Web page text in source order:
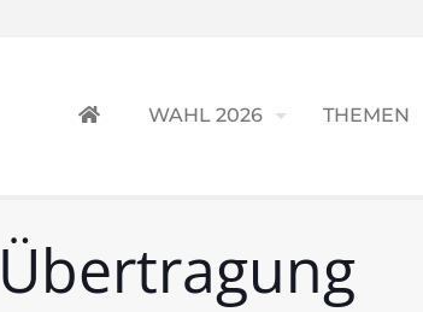
WAHL 2026 THEMEN
Übertragung